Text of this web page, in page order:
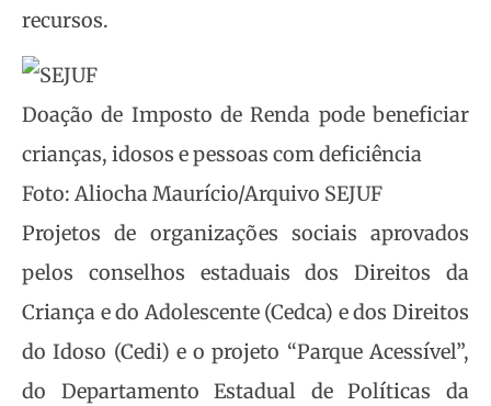
recursos.
Doação de Imposto de Renda pode beneficiar
crianças, idosos e pessoas com deficiência
Foto: Aliocha Maurício/Arquivo SEJUF
Projetos de organizações sociais aprovados
pelos conselhos estaduais dos Direitos da
Criança e do Adolescente (Cedca) e dos Direitos
do Idoso (Cedi) e o projeto “Parque Acessível”,
do Departamento Estadual de Políticas da